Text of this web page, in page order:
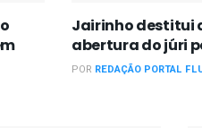
Jairinho destitui
abertura do júri
POR REDAÇÃO PORTAL